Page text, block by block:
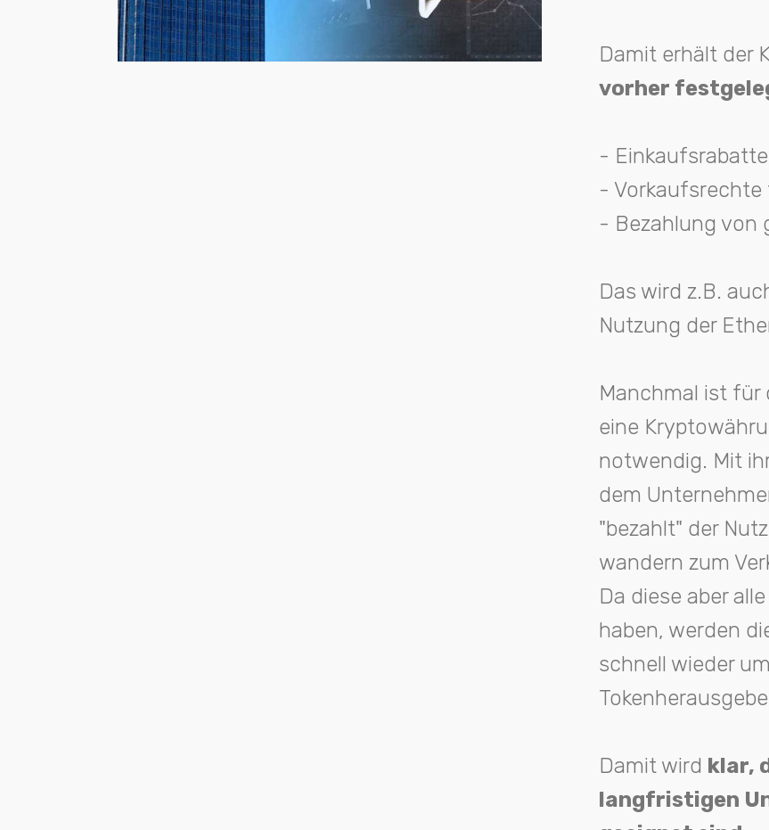
Damit erhält der
vorher
-
- Vorkaufsrechte
- Bezahlung von
Das wird z.B.
Nutzung der
Manchmal ist für
eine
notwendig. Mit
dem
"bezahlt" der
wandern zum
Da diese aber
haben, werden
schnell wieder
Damit wird klar,
langfristigen